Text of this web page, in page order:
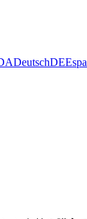
DeutschDE